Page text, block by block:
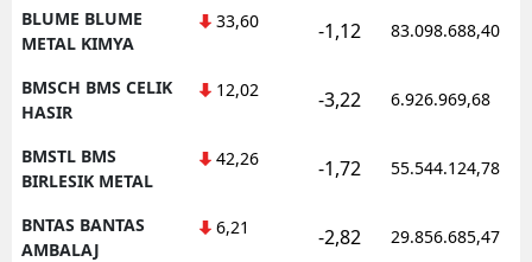
BLUME BLUME
METAL KIMYA
33,60 -1,12 83.098.688,40
BMSCH BMS CELIK
HASIR
12,02 -3,22 6.926.969,68
BMSTL BMS
BIRLESIK METAL
42,26 -1,72 55.544.124,78
BNTAS BANTAS
AMBALAJ
6,21 -2,82 29.856.685,47